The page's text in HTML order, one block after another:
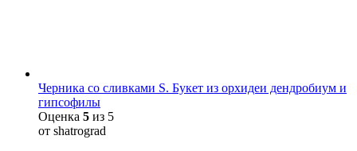
Черника со сливками S. Букет из орхидеи дендробиум и
гипсофилы
Оценка 5 из 5
от shatrograd